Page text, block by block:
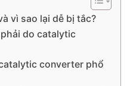
vì sao lại dễ bị tắc?
do catalytic
converter phổ